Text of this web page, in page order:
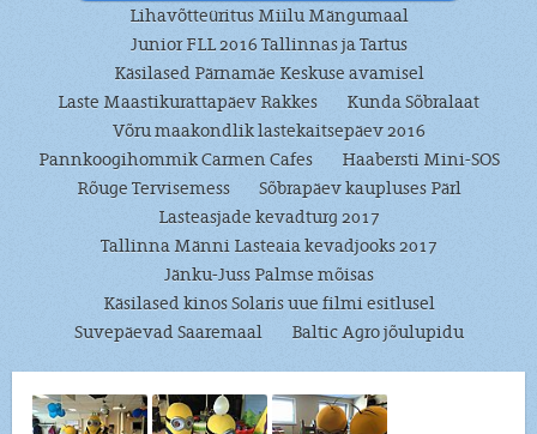
Lihavõtteüritus Miilu Mängumaal
Junior FLL 2016 Tallinnas ja Tartus
Käsilased Pärnamäe Keskuse avamisel
Laste Maastikurattapäev Rakkes
Kunda Sõbralaat
Võru maakondlik lastekaitsepäev 2016
Pannkoogihommik Carmen Cafes
Haabersti Mini-SOS
Rõuge Tervisemess
Sõbrapäev kaupluses Pärl
Lasteasjade kevadturg 2017
Tallinna Männi Lasteaia kevadjooks 2017
Jänku-Juss Palmse mõisas
Käsilased kinos Solaris uue filmi esitlusel
Suvepäevad Saaremaal
Baltic Agro jõulupidu